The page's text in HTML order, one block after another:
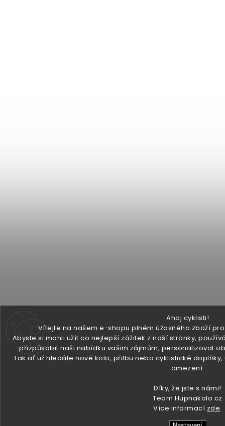
Ahoj cyklisti!
Vítejte na našem e-shopu plném úžasného zboží
Abyste si mohli užít co nejlepší zážitek z naší stránky,
přizpůsobit naši nabídku vašim zájmům, personalizovat
Tak ať už hledáte nové kolo, přilbu nebo cyklistické
omezení.
Díky, že jste s námi!
Team Hupnakolo.cz
Více informací zde.